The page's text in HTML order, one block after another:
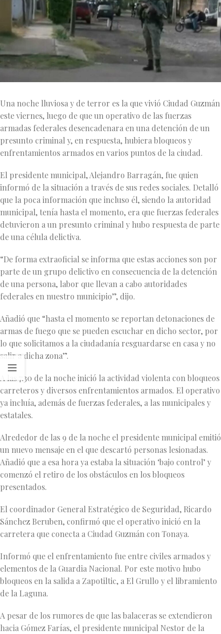
Una noche lluviosa y de terror es la que vivió Ciudad Guzmán
este viernes, luego de que un operativo de las fuerzas
armadas federales desencadenara en una detención de un
presunto criminal y, en respuesta, hubiera bloqueos y
enfrentamientos armados en varios puntos de la ciudad.
El presidente municipal, Alejandro Barragán, fue quien
informó de la situación a través de sus redes sociales. Detalló
que la poca información que incluso él, siendo la autoridad
municipal, tenía hasta el momento, era que fuerzas federales
detuvieron a un presunto criminal y hubo respuesta de parte
de una célula delictiva.
“De forma extraoficial se informa que estas acciones son por
parte de un grupo delictivo en consecuencia de la detención
de una persona, labor que llevan a cabo autoridades
federales en nuestro municipio”, dijo.
Añadió que “hasta el momento se reportan detonaciones de
armas de fuego que se pueden escuchar en dicho sector, por
lo que solicitamos a la ciudadanía resguardarse en casa y no
salir a dicha zona”.
A las 7:30 de la noche inició la actividad violenta con bloqueos
carreteros y diversos enfrentamientos armados. El operativo
ya incluía, además de fuerzas federales, a las municipales y
estatales.
Alrededor de las 9 de la noche el presidente municipal emitió
un nuevo mensaje en el que descartó personas lesionadas.
Añadió que a esa hora ya estaba la situación ‘bajo control’ y
comenzó el retiro de los obstáculos en los bloqueos
presentados.
El coordinador General Estratégico de Seguridad, Ricardo
Sánchez Beruben, confirmó que el operativo inició en la
carretera que conecta a Ciudad Guzmán con Tonaya.
Informó que el enfrentamiento fue entre civiles armados y
elementos de la Guardia Nacional. Por este motivo hubo
bloqueos en la salida a Zapotiltic, a El Grullo y el libramiento
de la Laguna.
A pesar de los rumores de que las balaceras se extendieron
hacia Gómez Farías, el presidente municipal Nestor de la